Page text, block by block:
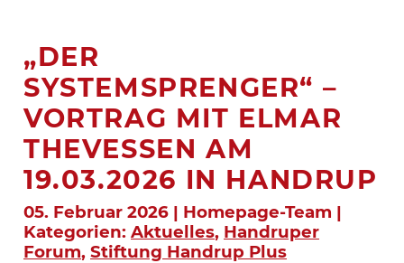
„DER
SYSTEMSPRENGER“ –
VORTRAG MIT ELMAR
THEVESSEN AM 1
9.03.2026 IN HANDRUP
05. Februar 2026 | Homepage-Team |
Kategorien: Aktuelles, Handruper
Forum, Stiftung Handrup Plus